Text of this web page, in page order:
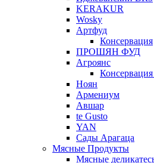
KERAKUR
Wosky
Артфуд
Консервация
ПРОШЯН ФУД
Агроянс
Ноян
Армениум
Авшар
te Gusto
YAN
Сады Арагаца
Мясные Продукты
Мясные